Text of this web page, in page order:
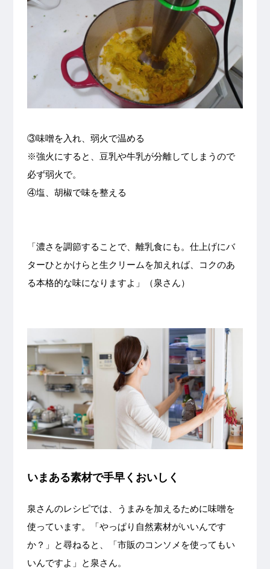
③味噌を入れ、弱火で温める
※強火にすると、豆乳や牛乳が分離してしまうので
必ず弱火で。
④塩、胡椒で味を整える
「濃さを調節することで、離乳食にも。仕上げにバ
ターひとかけらと生クリームを加えれば、コクのあ
る本格的な味になりますよ」（泉さん）
いまある素材で手早くおいしく
泉さんのレシピでは、うまみを加えるために味噌を
使っています。「やっぱり自然素材がいいんです
か？」と尋ねると、「市販のコンソメを使ってもい
いんですよ」と泉さん。